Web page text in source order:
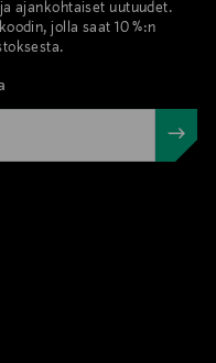
ajankohtaiset uutuudet.
jolla saat 10 %:n